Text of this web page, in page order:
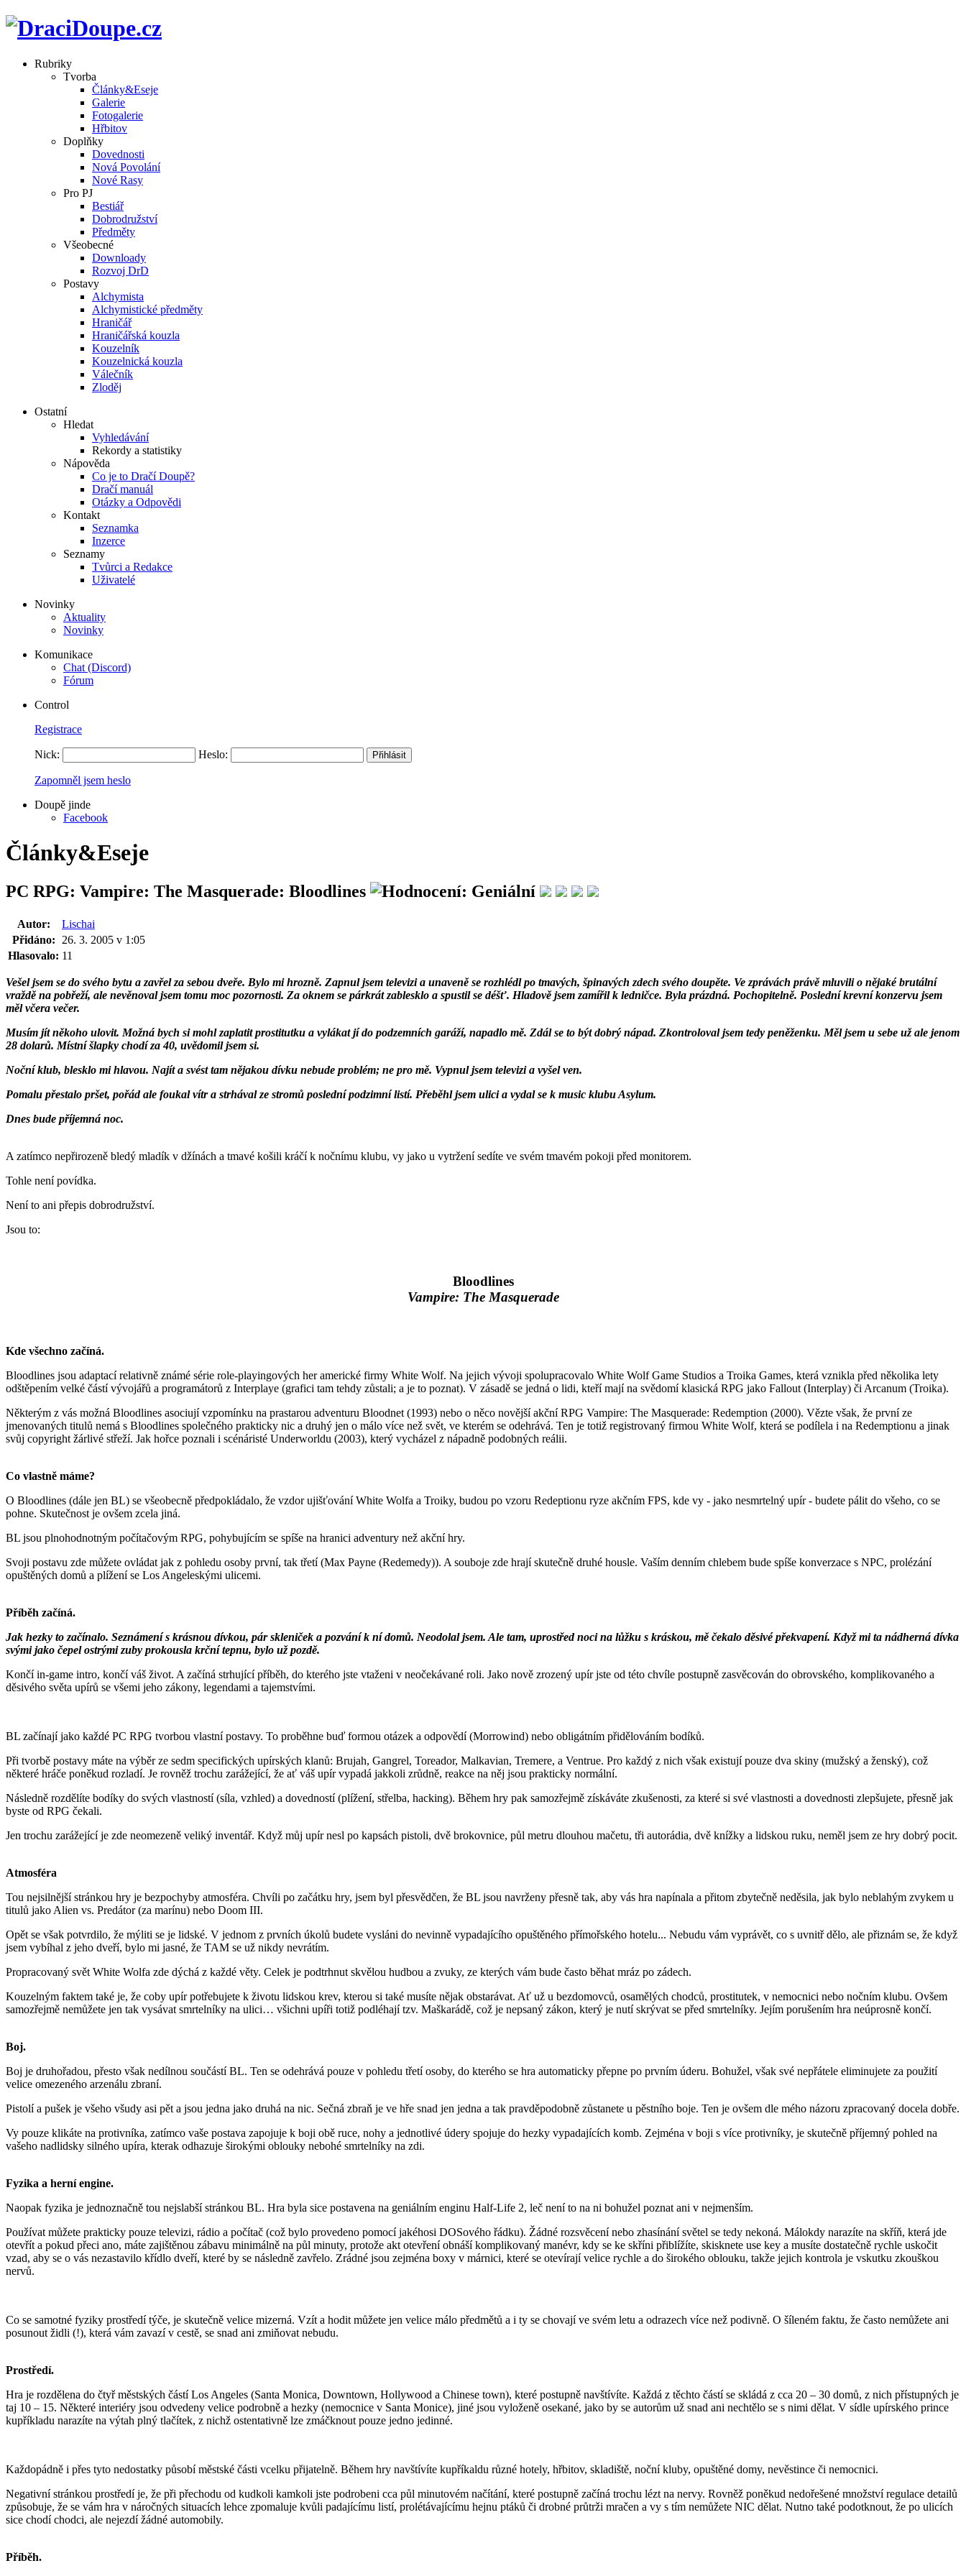
Rubriky
Tvorba
Články&Eseje
Galerie
Fotogalerie
Hřbitov
Doplňky
Dovednosti
Nová Povolání
Nové Rasy
Pro PJ
Bestiář
Dobrodružství
Předměty
Všeobecné
Downloady
Rozvoj DrD
Postavy
Alchymista
Alchymistické předměty
Hraničář
Hraničářská kouzla
Kouzelník
Kouzelnická kouzla
Válečník
Zloděj
Ostatní
Hledat
Vyhledávání
Rekordy a statistiky
Nápověda
Co je to Dračí Doupě?
Dračí manuál
Otázky a Odpovědi
Kontakt
Seznamka
Inzerce
Seznamy
Tvůrci a Redakce
Uživatelé
Novinky
Aktuality
Novinky
Komunikace
Chat (Discord)
Fórum
Control
Registrace
Nick: Heslo:
Zapomněl jsem heslo
Doupě jinde
Facebook
Články&Eseje
PC RPG: Vampire: The Masquerade: Bloodlines
Autor:
Lischai
Přidáno:
26. 3. 2005 v 1:05
Hlasovalo: 11
Vešel jsem se do svého bytu a zavřel za sebou dveře. Bylo mi hrozně. Zapnul jsem televizi a unaveně se rozhlédl po tmavých, špinavých zdech svého doupěte. Ve zprávách právě mluvili o nějaké brutální
vraždě na pobřeží, ale nevěnoval jsem tomu moc pozornosti. Za oknem se párkrát zablesklo a spustil se déšť. Hladově jsem zamířil k ledničce. Byla prázdná. Pochopitelně. Poslední krevní konzervu jsem
měl včera večer.
Musím jít někoho ulovit. Možná bych si mohl zaplatit prostitutku a vylákat jí do podzemních garáží, napadlo mě. Zdál se to být dobrý nápad. Zkontroloval jsem tedy peněženku. Měl jsem u sebe už ale jenom
28 dolarů. Místní šlapky chodí za 40, uvědomil jsem si.
Noční klub, blesklo mi hlavou. Najít a svést tam nějakou dívku nebude problém; ne pro mě. Vypnul jsem televizi a vyšel ven.
Pomalu přestalo pršet, pořád ale foukal vítr a strhával ze stromů poslední podzimní listí. Přeběhl jsem ulici a vydal se k music klubu Asylum.
Dnes bude příjemná noc.
A zatímco nepřirozeně bledý mladík v džínách a tmavé košili kráčí k nočnímu klubu, vy jako u vytržení sedíte ve svém tmavém pokoji před monitorem.
Tohle není povídka.
Není to ani přepis dobrodružství.
Jsou to:
Bloodlines
Vampire: The Masquerade
Kde všechno začíná.
Bloodlines jsou adaptací relativně známé série role-playingových her americké firmy White Wolf. Na jejich vývoji spolupracovalo White Wolf Game Studios a Troika Games, která vznikla před několika lety
odštěpením velké částí vývojářů a programátorů z Interplaye (grafici tam tehdy zůstali; a je to poznat). V zásadě se jedná o lidi, kteří mají na svědomí klasická RPG jako Fallout (Interplay) či Arcanum (Troika).
Některým z vás možná Bloodlines asociují vzpomínku na prastarou adventuru Bloodnet (1993) nebo o něco novější akční RPG Vampire: The Masquerade: Redemption (2000). Vězte však, že první ze
jmenovaných titulů nemá s Bloodlines společného prakticky nic a druhý jen o málo více než svět, ve kterém se odehrává. Ten je totiž registrovaný firmou White Wolf, která se podílela i na Redemptionu a jinak
svůj copyright žárlivé střeží. Jak hořce poznali i scénáristé Underworldu (2003), který vycházel z nápadně podobných reálii.
Co vlastně máme?
O Bloodlines (dále jen BL) se všeobecně předpokládalo, že vzdor ujišťování White Wolfa a Troiky, budou po vzoru Redeptionu ryze akčním FPS, kde vy - jako nesmrtelný upír - budete pálit do všeho, co se
pohne. Skutečnost je ovšem zcela jiná.
BL jsou plnohodnotným počítačovým RPG, pohybujícím se spíše na hranici adventury než akční hry.
Svoji postavu zde můžete ovládat jak z pohledu osoby první, tak třetí (Max Payne (Redemedy)). A souboje zde hrají skutečně druhé housle. Vaším denním chlebem bude spíše konverzace s NPC, prolézání
opuštěných domů a plížení se Los Angeleskými ulicemi.
Příběh začíná.
Jak hezky to začínalo. Seznámení s krásnou dívkou, pár skleniček a pozvání k ní domů. Neodolal jsem. Ale tam, uprostřed noci na lůžku s kráskou, mě čekalo děsivé překvapení. Když mi ta nádherná dívka
svými jako čepel ostrými zuby prokousla krční tepnu, bylo už pozdě.
Končí in-game intro, končí váš život. A začíná strhující příběh, do kterého jste vtaženi v neočekávané roli. Jako nově zrozený upír jste od této chvíle postupně zasvěcován do obrovského, komplikovaného a
děsivého světa upírů se všemi jeho zákony, legendami a tajemstvími.
BL začínají jako každé PC RPG tvorbou vlastní postavy. To proběhne buď formou otázek a odpovědí (Morrowind) nebo obligátním přidělováním bodíků.
Při tvorbě postavy máte na výběr ze sedm specifických upírských klanů: Brujah, Gangrel, Toreador, Malkavian, Tremere, a Ventrue. Pro každý z nich však existují pouze dva skiny (mužský a ženský), což
některé hráče poněkud rozladí. Je rovněž trochu zarážející, že ať váš upír vypadá jakkoli zrůdně, reakce na něj jsou prakticky normální.
Následně rozdělíte bodíky do svých vlastností (síla, vzhled) a dovedností (plížení, střelba, hacking). Během hry pak samozřejmě získáváte zkušenosti, za které si své vlastnosti a dovednosti zlepšujete, přesně jak
byste od RPG čekali.
Jen trochu zarážející je zde neomezeně veliký inventář. Když můj upír nesl po kapsách pistoli, dvě brokovnice, půl metru dlouhou mačetu, tři autorádia, dvě knížky a lidskou ruku, neměl jsem ze hry dobrý pocit.
Atmosféra
Tou nejsilnější stránkou hry je bezpochyby atmosféra. Chvíli po začátku hry, jsem byl přesvědčen, že BL jsou navrženy přesně tak, aby vás hra napínala a přitom zbytečně neděsila, jak bylo neblahým zvykem u
titulů jako Alien vs. Predátor (za marínu) nebo Doom III.
Opět se však potvrdilo, že mýliti se je lidské. V jednom z prvních úkolů budete vysláni do nevinně vypadajícího opuštěného přímořského hotelu... Nebudu vám vyprávět, co s uvnitř dělo, ale přiznám se, že když
jsem vybíhal z jeho dveří, bylo mi jasné, že TAM se už nikdy nevrátím.
Propracovaný svět White Wolfa zde dýchá z každé věty. Celek je podtrhnut skvělou hudbou a zvuky, ze kterých vám bude často běhat mráz po zádech.
Kouzelným faktem také je, že coby upír potřebujete k životu lidskou krev, kterou si také musíte nějak obstarávat. Ať už u bezdomovců, osamělých chodců, prostitutek, v nemocnici nebo nočním klubu. Ovšem
samozřejmě nemůžete jen tak vysávat smrtelníky na ulici… všichni upíři totiž podléhají tzv. Maškarádě, což je nepsaný zákon, který je nutí skrývat se před smrtelníky. Jejím porušením hra neúprosně končí.
Boj.
Boj je druhořadou, přesto však nedílnou součástí BL. Ten se odehrává pouze v pohledu třetí osoby, do kterého se hra automaticky přepne po prvním úderu. Bohužel, však své nepřátele eliminujete za použití
velice omezeného arzenálu zbraní.
Pistolí a pušek je všeho všudy asi pět a jsou jedna jako druhá na nic. Sečná zbraň je ve hře snad jen jedna a tak pravděpodobně zůstanete u pěstního boje. Ten je ovšem dle mého názoru zpracovaný docela dobře.
Vy pouze klikáte na protivníka, zatímco vaše postava zapojuje k boji obě ruce, nohy a jednotlivé údery spojuje do hezky vypadajících komb. Zejména v boji s více protivníky, je skutečně příjemný pohled na
vašeho nadlidsky silného upíra, kterak odhazuje širokými oblouky nebohé smrtelníky na zdi.
Fyzika a herní engine.
Naopak fyzika je jednoznačně tou nejslabší stránkou BL. Hra byla sice postavena na geniálním enginu Half-Life 2, leč není to na ni bohužel poznat ani v nejmenším.
Používat můžete prakticky pouze televizi, rádio a počítač (což bylo provedeno pomocí jakéhosi DOSového řádku). Žádné rozsvěcení nebo zhasínání světel se tedy nekoná. Málokdy narazíte na skříň, která jde
otevřít a pokud přeci ano, máte zajištěnou zábavu minimálně na půl minuty, protože akt otevření obnáší komplikovaný manévr, kdy se ke skříni přiblížíte, skisknete use key a musíte dostatečně rychle uskočit
vzad, aby se o vás nezastavilo křídlo dveří, které by se následně zavřelo. Zrádné jsou zejména boxy v márnici, které se otevírají velice rychle a do širokého oblouku, takže jejich kontrola je vskutku zkouškou
nervů.
Co se samotné fyziky prostředí týče, je skutečně velice mizerná. Vzít a hodit můžete jen velice málo předmětů a i ty se chovají ve svém letu a odrazech více než podivně. O šíleném faktu, že často nemůžete ani
posunout židli (!), která vám zavazí v cestě, se snad ani zmiňovat nebudu.
Prostředí.
Hra je rozdělena do čtyř městských částí Los Angeles (Santa Monica, Downtown, Hollywood a Chinese town), které postupně navštívíte. Každá z těchto částí se skládá z cca 20 – 30 domů, z nich přístupných je
taj 10 – 15. Některé interiéry jsou odvedeny velice podrobně a hezky (nemocnice v Santa Monice), jiné jsou vyloženě osekané, jako by se autorům už snad ani nechtělo se s nimi dělat. V sídle upírského prince
kupříkladu narazíte na výtah plný tlačítek, z nichž ostentativně lze zmáčknout pouze jedno jedinné.
Každopádně i přes tyto nedostatky působí městské části vcelku přijatelně. Během hry navštívíte kupříkaldu různé hotely, hřbitov, skladiště, noční kluby, opuštěné domy, nevěstince či nemocnici.
Negativní stránkou prostředí je, že při přechodu od kudkoli kamkoli jste podrobeni cca půl minutovém načítání, které postupně začíná trochu lézt na nervy. Rovněž poněkud nedořešené množství regulace detailů
způsobuje, že se vám hra v náročných situacích lehce zpomaluje kvůli padajícímu listí, prolétávajícímu hejnu ptáků či drobné průtrži mračen a vy s tím nemůžete NIC dělat. Nutno také podotknout, že po ulicích
sice chodí chodci, ale nejezdí žádné automobily.
Příběh.